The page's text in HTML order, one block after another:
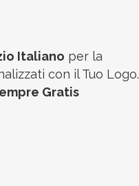
Italiano per la
con il Tuo Logo.
Gratis